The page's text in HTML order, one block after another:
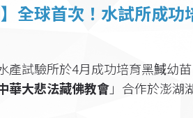
】全球首次！水試所成
產試驗所於4月成功培育黑䱛幼
華大悲法藏佛教會」合作於澎湖